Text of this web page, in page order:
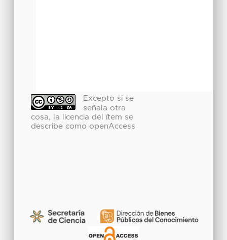
Excepto si se
señala otra
cosa, la licencia del ítem se
describe como openAccess